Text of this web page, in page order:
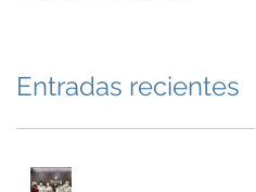
Entradas recientes